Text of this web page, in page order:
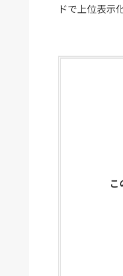
ドで上位表示
こ